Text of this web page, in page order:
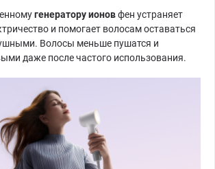
генератору ионовфен устраняет
и помогает волосам оставаться
Волосы меньше пушатся и
даже после частого использования.